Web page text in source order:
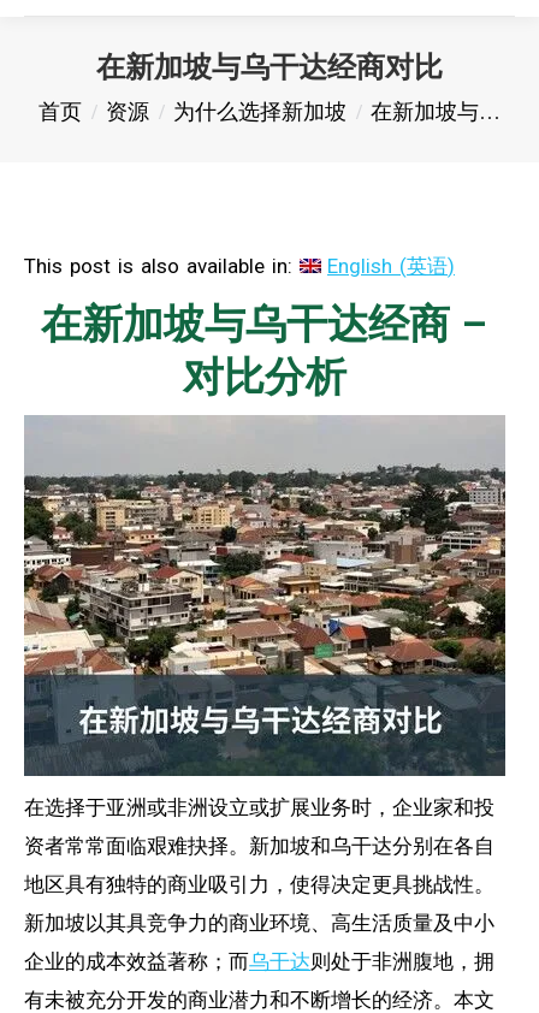
在新加坡与乌干达经商对比
您在这里：
首页 资源 为什么选择新加坡 在新加坡与…
This post is also available in: English (英语)
在新加坡与乌干达经商 –
对比分析
在选择于亚洲或非洲设立或扩展业务时，企业家和投
资者常常面临艰难抉择。新加坡和乌干达分别在各自
地区具有独特的商业吸引力，使得决定更具挑战性。
新加坡以其具竞争力的商业环境、高生活质量及中小
企业的成本效益著称；而乌干达则处于非洲腹地，拥
有未被充分开发的商业潜力和不断增长的经济。本文